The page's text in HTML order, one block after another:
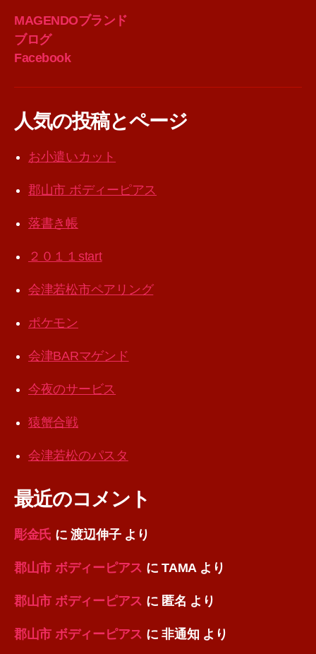
MAGENDOブランド
ブログ
Facebook
人気の投稿とページ
お小遣いカット
郡山市 ボディーピアス
落書き帳
２０１１start
会津若松市ペアリング
ポケモン
会津BARマゲンド
今夜のサービス
猿蟹合戦
会津若松のパスタ
最近のコメント
彫金氏 に渡辺伸子より
郡山市 ボディーピアス にTAMAより
郡山市 ボディーピアス に 匿名 より
郡山市 ボディーピアス に非通知 より